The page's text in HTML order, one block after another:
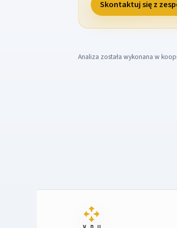
Skontaktuj się z
Analiza została wykonana w